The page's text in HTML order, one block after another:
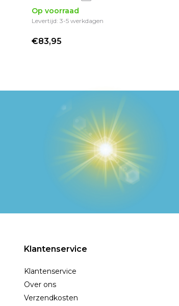
Op voorraad
Levertijd: 3-5 werkdagen
€83,95
Klantenservice
Klantenservice
Over ons
Verzendkosten